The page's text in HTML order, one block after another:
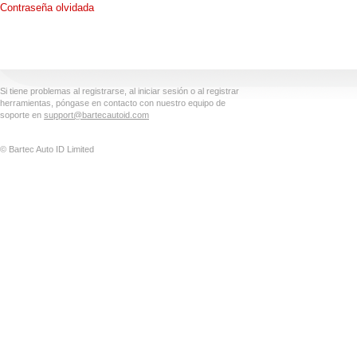
Contraseña olvidada
Si tiene problemas al registrarse, al iniciar sesión o al registrar
herramientas, póngase en contacto con nuestro equipo de
soporte en support@bartecautoid.com
© Bartec Auto ID Limited